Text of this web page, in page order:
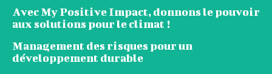
Avec My Positive Impact, donnons le pouvoir
aux solutions pour le climat !
Management des risques pour un
développement durable